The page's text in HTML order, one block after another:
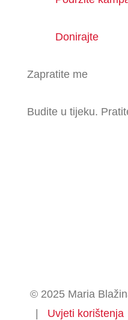
Donirajte
Zapratite me
Budite u tijeku.
© 2025 Maria
| Uvjeti korištenja